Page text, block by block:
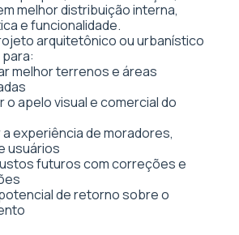
melhor distribuição interna,
e funcionalidade.
arquitetônico ou urbanístico
melhor terrenos e áreas
o apelo visual e comercial do
experiência de moradores,
usuários
futuros com correções e
de retorno sobre o